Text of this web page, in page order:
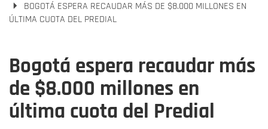
BOGOTÁ ESPERA RECAUDAR MÁS DE $8.000 MILLONES EN
ÚLTIMA CUOTA DEL PREDIAL
Bogotá espera recaudar más
de $8.000 millones en
última cuota del Predial